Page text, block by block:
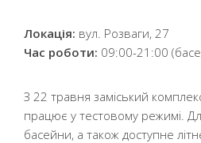
Локація: вул. Розваги, 27
Час роботи: 09:00-21:00
З 22 травня заміський
працює у тестовому режимі.
басейни, а також доступне